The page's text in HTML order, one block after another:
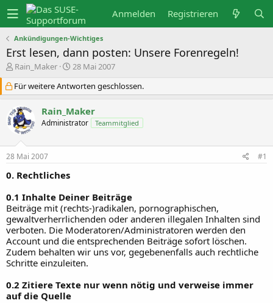
Anmelden Registrieren
Ankündigungen-Wichtiges
Erst lesen, dann posten: Unsere Forenregeln!
E
s
t
l
l
e
Rain_Maker
E
s
t
l
l
m
28 Mai 2007
Für weitere Antworten geschlossen.
Rain_Maker
Administrator Teammitglied
28 Mai 2007 #1
0. Rechtliches
0.1 Inhalte Deiner Beiträge
Beiträge mit (rechts-)radikalen, pornographischen,
gewaltverherrlichenden oder anderen illegalen Inhalten sind
verboten. Die Moderatoren/Administratoren werden den
Account und die entsprechenden Beiträge sofort löschen.
Zudem behalten wir uns vor, gegebenenfalls auch rechtliche
Schritte einzuleiten.
0.2 Zitiere Texte nur wenn nötig und verweise immer
auf die Quelle